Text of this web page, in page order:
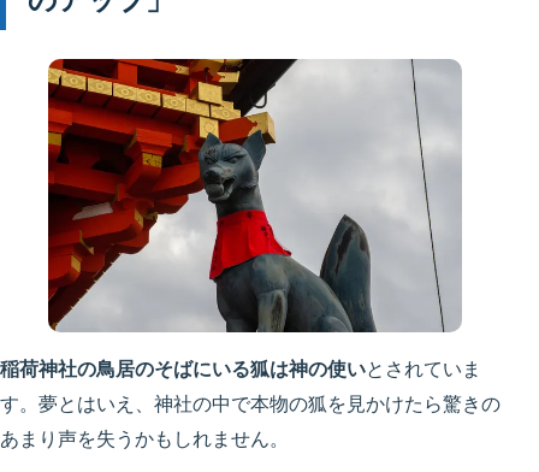
稲荷神社の鳥居のそばにいる狐は神の使いとされていま
す。夢とはいえ、神社の中で本物の狐を見かけたら驚きの
あまり声を失うかもしれません。